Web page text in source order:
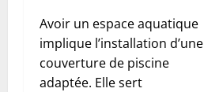
Avoir un espace aquatique
implique l’installation d’une
couverture de piscine
adaptée. Elle sert